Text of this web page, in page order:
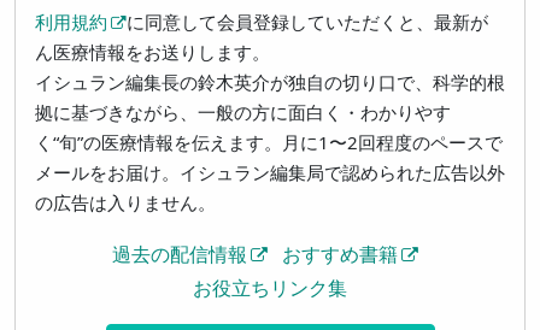
利用規約
に同意して会員登録していただくと、最新が
ん医療情報をお送りします。
イシュラン編集長の鈴木英介が独自の切り口で、科学的根
拠に基づきながら、一般の方に面白く・わかりやす
く“旬”の医療情報を伝えます。月に1〜2回程度のペースで
メールをお届け。イシュラン編集局で認められた広告以外
の広告は入りません。
過去の配信情報
おすすめ書籍
お役立ちリンク集